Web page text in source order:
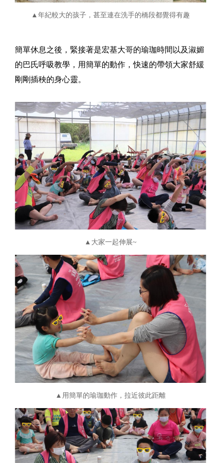
▲年紀較大的孩子，甚至連在洗手的橋段都覺得有趣
簡單休息之後，緊接著是宏基大哥的瑜珈時間以及淑媚
的巴氏呼吸教學，用簡單的動作，快速的帶領大家舒緩
剛剛插秧的身心靈。
▲大家一起伸展~
▲用簡單的瑜珈動作，拉近彼此距離